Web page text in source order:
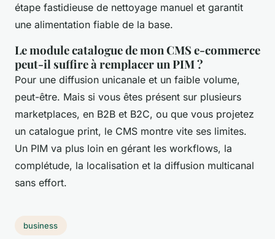
étape fastidieuse de nettoyage manuel et garantit
une alimentation fiable de la base.
Le module catalogue de mon CMS e-commerce
peut-il suffire à remplacer un PIM ?
Pour une diffusion unicanale et un faible volume,
peut-être. Mais si vous êtes présent sur plusieurs
marketplaces, en B2B et B2C, ou que vous projetez
un catalogue print, le CMS montre vite ses limites.
Un PIM va plus loin en gérant les workflows, la
complétude, la localisation et la diffusion multicanal
sans effort.
business